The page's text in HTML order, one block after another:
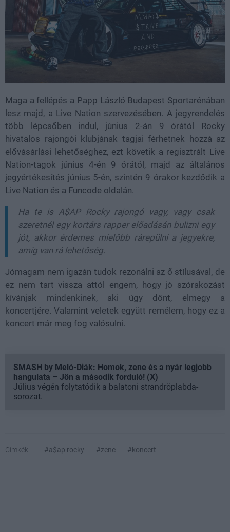
Maga a fellépés a Papp László Budapest Sportarénában
lesz majd, a Live Nation szervezésében. A jegyrendelés
több lépcsőben indul, június 2-án 9 órától Rocky
hivatalos rajongói klubjának tagjai férhetnek hozzá az
elővásárlási lehetőséghez, ezt követik a regisztrált Live
Nation-tagok június 4-én 9 órától, majd az általános
jegyértékesítés június 5-én, szintén 9 órakor kezdődik a
Live Nation és a Funcode oldalán.
Ha te is A$AP Rocky rajongó vagy, vagy csak
szeretnél egy kortárs rapper előadásán bulizni egy
jót, akkor érdemes mielőbb rárepülni a jegyekre,
amíg van rá lehetőség.
Jómagam nem igazán tudok rezonálni az ő stílusával, de
ez nem tart vissza attól engem, hogy jó szórakozást
kívánjak mindenkinek, aki úgy dönt, elmegy a
koncertjére. Valamint veletek együtt remélem, hogy ez a
koncert már meg fog valósulni.
SMASH by Meló-Diák: Homok, zene és a nyár legjobb
hangulata – Jön a második forduló! (X)
Július végén folytatódik a balatoni strandröplabda-
sorozat.
Címkék: #a$ap rocky #zene #koncert